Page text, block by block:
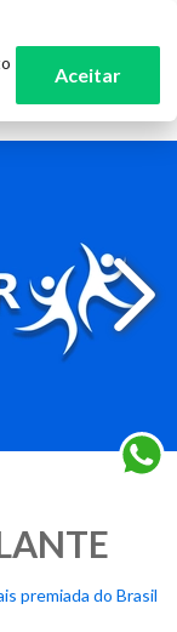
premiada do Brasil
Aceitar